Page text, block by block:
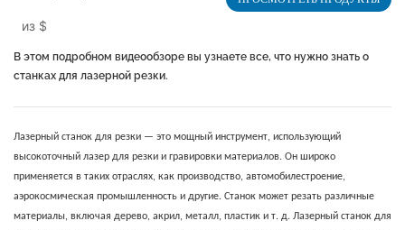
из $
В этом подробном видеообзоре вы узнаете все, что нужно знать о
станках для лазерной резки.
Лазерный станок для резки — это мощный инструмент, использующий
высокоточный лазер для резки и гравировки материалов. Он широко
применяется в таких отраслях, как производство, автомобилестроение,
аэрокосмическая промышленность и другие. Станок может резать различные
материалы, включая дерево, акрил, металл, пластик и т. д. Лазерный станок для